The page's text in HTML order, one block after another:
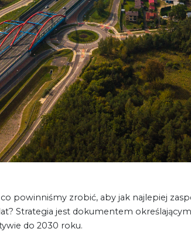
powinniśmy zrobić, aby jak najlepiej
Strategia jest dokumentem
do 2030 roku.